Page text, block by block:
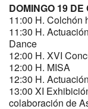
DOMINGO 19
11:00 H. Colchón
11:30 H.
Dance
12:00 H. XVI
12:00 H. MISA
12:30 H.
13:00 XI
colaboración de